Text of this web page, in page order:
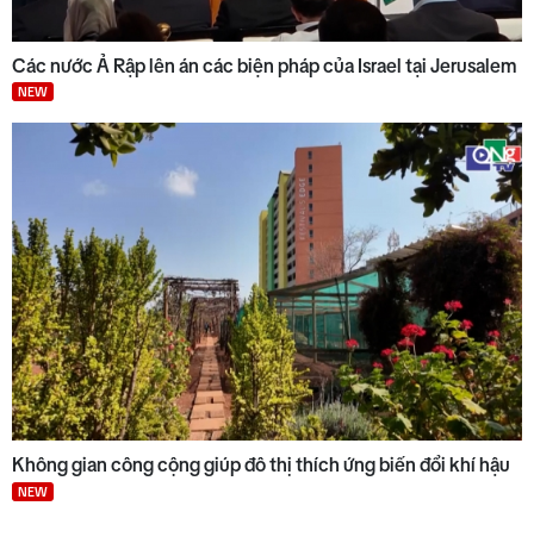
Các nước Ả Rập lên án các biện pháp của Israel tại Jerusalem
NEW
Không gian công cộng giúp đô thị thích ứng biến đổi khí hậu
NEW